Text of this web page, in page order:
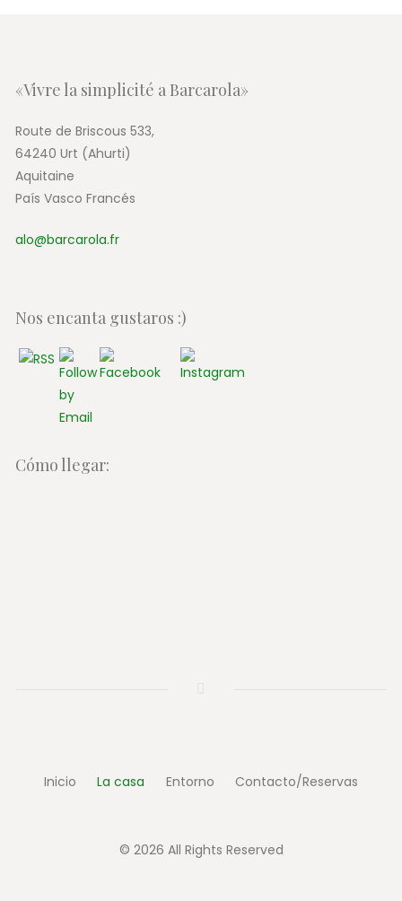
«Vivre la simplicité a Barcarola»
Route de Briscous 533,
64240 Urt (Ahurti)
Aquitaine
País Vasco Francés
alo@barcarola.fr
Nos encanta gustaros :)
Cómo llegar:
Inicio La casa Entorno Contacto/Reservas
© 2026 All Rights Reserved